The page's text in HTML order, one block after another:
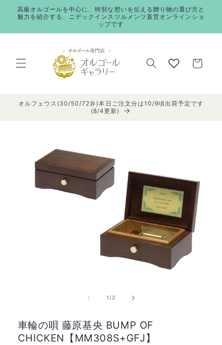
ンツに
進む
高級オルゴールを中心に、特別な想いを伝える贈り物の選び方と
魅力を紹介する、ニデックインスツルメンツ直営オンラインショ
ップです
ー
オルフェウス(30/50/72弁)本日ご注文分は10/9頃出荷予定です
(8/4更新)
1/の
2
車輪の唄 藤原基央 BUMP OF
CHICKEN【MM308S+GFJ】